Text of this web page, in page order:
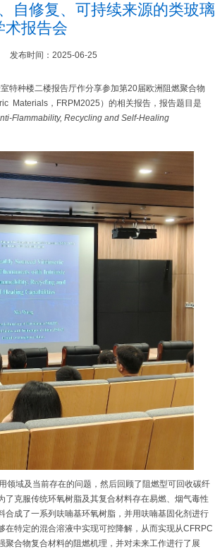
自修复、可持续来源的类玻璃
术报告会
发布时间： 2025-06-25
特种楼二楼报告厅作分享参加第20届欧洲阻燃聚合物
Materials ， FRPM2025 ）的相关报告，报告题目是
Flammability, Recycling and Self-Healing
领域及当前存在的问题，然后回顾了阻燃型可回收碳纤
克服传统环氧树脂及其复合材料存在易燃、烟气毒性
成了一系列呋喃基环氧树脂，并用呋喃基固化剂进行
在特定的混合溶液中实现可控降解，从而实现从CFRPC
聚合物复合材料的阻燃机理，并对未来工作进行了展